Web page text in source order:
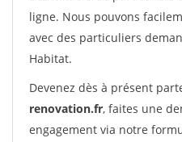
ligne. Nous pouvons
avec des particuliers
Habitat.
Devenez dès à présent
renovation.fr, faites une
engagement via notre